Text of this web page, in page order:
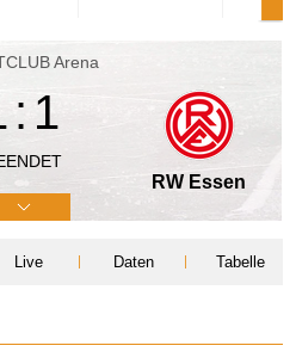
Arena
RW Essen
Live Daten Tabelle